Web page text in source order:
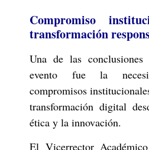
Compromiso
transformación
Una de las conclusiones
evento fue la
compromisos
transformación digital
ética y la innovación.
El Vicerrector